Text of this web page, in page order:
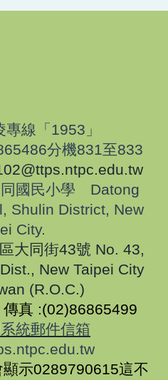
專線「1953」
分機831至833
同國民小學 Datong
Shulin District, New
City.
大同街43號 No. 43,
New Taipei City
(R.O.C.)
真 :(02)86865499
統郵件信箱
示0289790615這不